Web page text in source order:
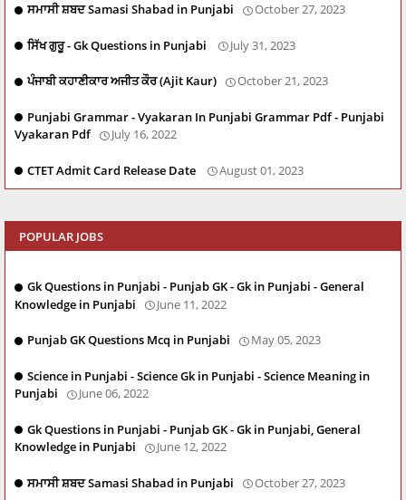
ਸਮਾਸੀ ਸ਼ਬਦ Samasi Shabad in Punjabi October 27, 2023
ਸਿੱਖ ਗੁਰੂ - Gk Questions in Punjabi July 31, 2023
ਪੰਜਾਬੀ ਕਹਾਣੀਕਾਰ ਅਜੀਤ ਕੌਰ (Ajit Kaur) October 21, 2023
Punjabi Grammar - Vyakaran In Punjabi Grammar Pdf - Punjabi
Vyakaran Pdf
July 16, 2022
CTET Admit Card Release Date August 01, 2023
POPULAR JOBS
Gk Questions in Punjabi - Punjab GK - Gk in Punjabi - General
Knowledge in Punjabi
June 11, 2022
Punjab GK Questions Mcq in Punjabi May 05, 2023
Science in Punjabi - Science Gk in Punjabi - Science Meaning in
Punjabi
June 06, 2022
Gk Questions in Punjabi - Punjab GK - Gk in Punjabi, General
Knowledge in Punjabi
June 12, 2022
ਸਮਾਸੀ ਸ਼ਬਦ Samasi Shabad in Punjabi October 27, 2023